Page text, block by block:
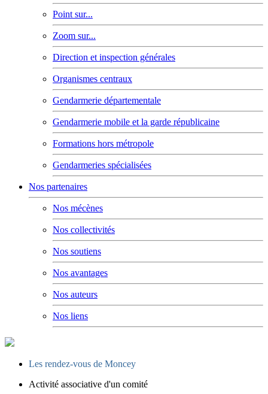
Point sur...
Zoom sur...
Direction et inspection générales
Organismes centraux
Gendarmerie départementale
Gendarmerie mobile et la garde républicaine
Formations hors métropole
Gendarmeries spécialisées
Nos partenaires
Nos mécènes
Nos collectivités
Nos soutiens
Nos avantages
Nos auteurs
Nos liens
Les rendez-vous de Moncey
Activité associative d'un comité